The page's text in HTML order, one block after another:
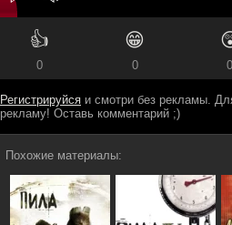
👍
0
😁
0 0
Регистрируйся и смотри без рекламы.
рекламу! Оставь комментарий ;)
Похожие материалы: